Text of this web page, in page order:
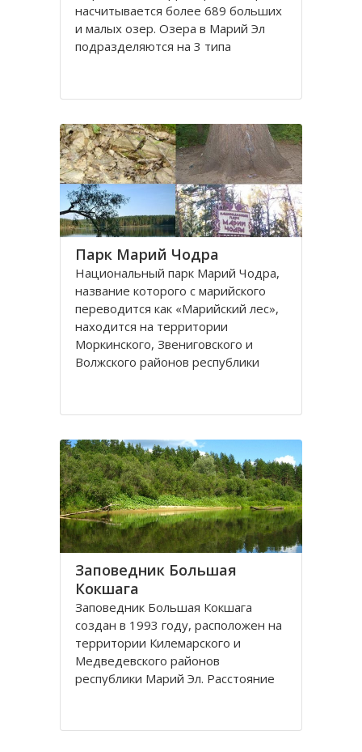
насчитывается более 689 больших
и малых озер. Озера в Марий Эл
подразделяются на 3 типа
междюнные (с котловинами
речные
Парк Марий Чодра
Национальный парк Марий Чодра,
название которого с марийского
переводится как «Марийский лес»,
находится на территории
Моркинского, Звениговского и
Волжского районов республики
Волжска - 30 км к северо-востоку.
Парк был
Заповедник Большая
Кокшага
Заповедник Большая Кокшага
создан в 1993 году, расположен на
территории Килемарского и
Медведевского районов
республики Марий Эл. Расстояние
направлении. Ближайшая